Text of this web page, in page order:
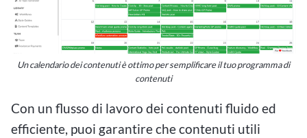
Un calendario dei contenuti è ottimo per semplificare il tuo programma di
contenuti
Con un flusso di lavoro dei contenuti fluido ed
efficiente, puoi garantire che contenuti utili